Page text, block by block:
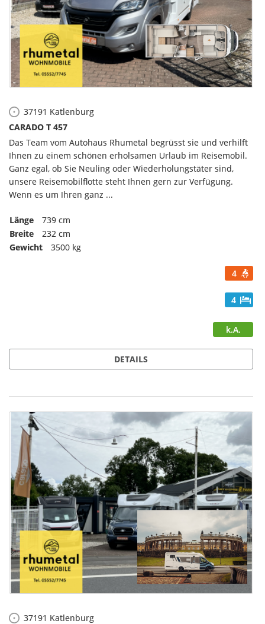
37191 Katlenburg
CARADO T 457
Das Team vom Autohaus Rhumetal begrüsst sie und verhilft
Ihnen zu einem schönen erholsamen Urlaub im Reisemobil.
Ganz egal, ob Sie Neuling oder Wiederholungstäter sind,
unsere Reisemobilflotte steht Ihnen gern zur Verfügung.
Wenn es um Ihren ganz ...
Länge
739 cm
Breite
232 cm
Gewicht
3500 kg
4
4
k.A.
DETAILS
37191 Katlenburg